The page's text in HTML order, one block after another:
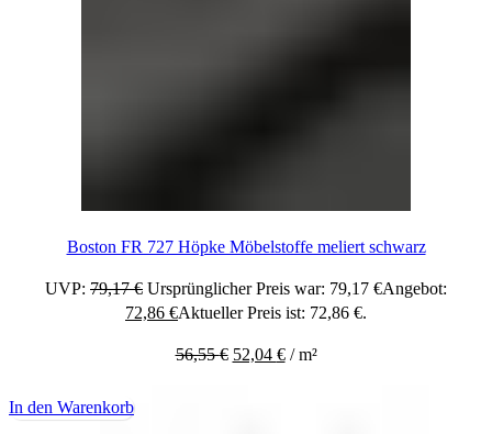
Boston FR 727 Höpke Möbelstoffe meliert schwarz
UVP: 79,17€ Ursprünglicher Preis war: 79,17 €Angebot:
72,86 €Aktueller Preis ist: 72,86 €.
56,55€ 52,04 €/m²
In den Warenkorb